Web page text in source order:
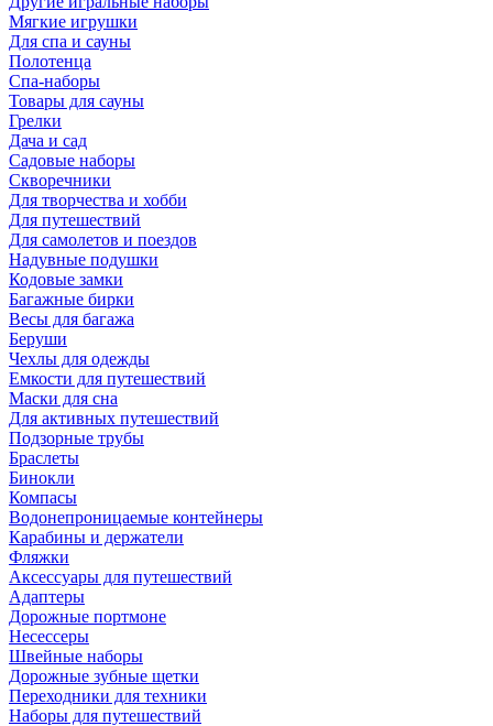
Мягкие игрушки
Для спа и сауны
Полотенца
Спа-наборы
Товары для сауны
Грелки
Дача и сад
Садовые наборы
Скворечники
Для творчества и хобби
Для путешествий
Для самолетов и поездов
Надувные подушки
Кодовые замки
Багажные бирки
Весы для багажа
Беруши
Чехлы для одежды
Емкости для путешествий
Маски для сна
Для активных путешествий
Подзорные трубы
Браслеты
Бинокли
Компасы
Водонепроницаемые контейнеры
Карабины и держатели
Фляжки
Аксессуары для путешествий
Адаптеры
Дорожные портмоне
Несессеры
Швейные наборы
Дорожные зубные щетки
Переходники для техники
Наборы для путешествий